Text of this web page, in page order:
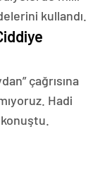
kullandı.
çağrısına
Hadi